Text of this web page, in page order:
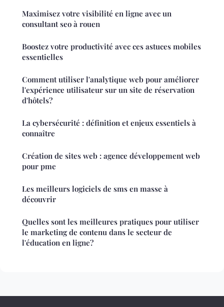
Maximisez votre visibilité en ligne avec un
consultant seo à rouen
Boostez votre productivité avec ces astuces mobiles
essentielles
Comment utiliser l'analytique web pour améliorer
l'expérience utilisateur sur un site de réservation
d'hôtels?
La cybersécurité : définition et enjeux essentiels à
connaître
Création de sites web : agence développement web
pour pme
Les meilleurs logiciels de sms en masse à
découvrir
Quelles sont les meilleures pratiques pour utiliser
le marketing de contenu dans le secteur de
l'éducation en ligne?